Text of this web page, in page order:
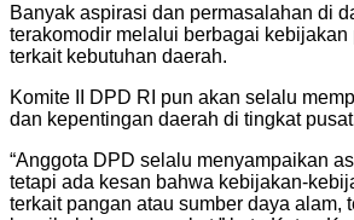
Banyak aspirasi dan permasalahan di
terakomodir melalui berbagai kebijakan
terkait kebutuhan daerah.
Komite II DPD RI pun akan selalu
dan kepentingan daerah di tingkat
“Anggota DPD selalu menyampaikan
tetapi ada kesan bahwa kebijakan-
terkait pangan atau sumber daya alam,